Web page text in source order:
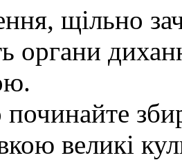
щільно
органи
великі